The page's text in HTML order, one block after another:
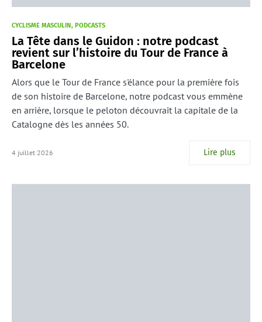
CYCLISME MASCULIN PODCASTS
La Tête dans le Guidon : notre podcast
revient sur l’histoire du Tour de France à
Barcelone
Alors que le Tour de France s'élance pour la première fois
de son histoire de Barcelone, notre podcast vous emmène
en arrière, lorsque le peloton découvrait la capitale de la
Catalogne dès les années 50.
4 juillet 2026 Lire plus